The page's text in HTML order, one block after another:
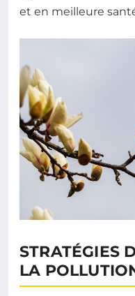
et en meilleure
STRATÉGIES
LA